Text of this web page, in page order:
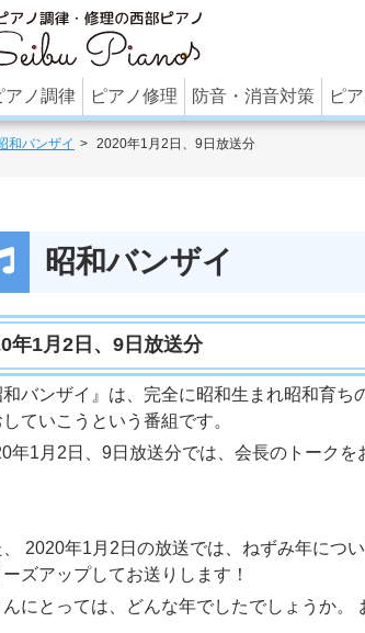
あなたのパートナ
アノ調律 ピアノ修理 防音・消音対策 ピ
和バンザイ 2020年1月2日、9日放送分
昭和バンザイ
年1月2日、9日放送分
和バンザイ』は、完全に昭和生まれ昭和育
していこうという番組です。
年1月2日、9日放送分では、会長のトークを
、 2020年1月2日の放送では、ねずみ年につ
ーズアップしてお送りします！
んにとっては、どんな年でしたでしょうか。